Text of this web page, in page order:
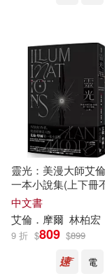
（德）赫爾
亞瑟‧柯南‧道
呂思勉(24)
（瑞典）拉
（荷）高羅
上海唐碼
中國醫藥科
湖南文藝出
哈爾濱工業
北京聯合出
長江文藝出
靈光：美漫大師艾倫
一本小說集(上下冊
中文書
艾倫． 摩爾 林柏宏
9 折 $809 $899
電